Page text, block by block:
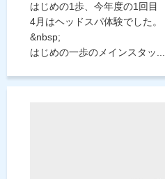
はじめの1歩、今年度の1回目
4月はヘッドスパ体験でした。
&nbsp;
はじめの一歩のメインスタッ...